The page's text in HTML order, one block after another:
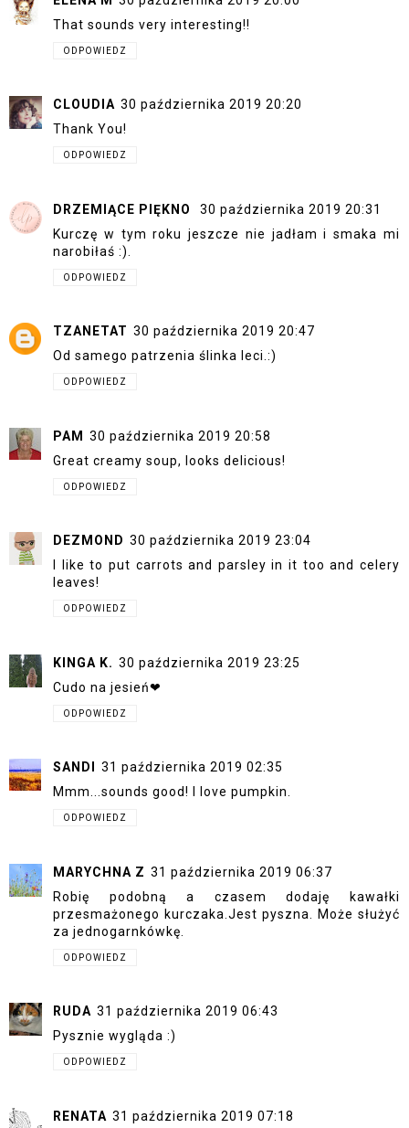
That sounds very interesting!!
ODPOWIEDZ
CLOUDIA 30 października 2019 20:20
Thank You!
ODPOWIEDZ
DRZEMIĄCE PIĘKNO
30 października 2019 20:31
Kurczę w tym roku jeszcze nie jadłam i smaka mi
narobiłaś :).
ODPOWIEDZ
TZANETAT 30 października 2019 20:47
Od samego patrzenia ślinka leci.:)
ODPOWIEDZ
PAM
30 października 2019 20:58
Great creamy soup, looks delicious!
ODPOWIEDZ
DEZMOND 30 października 2019 23:04
I like to put carrots and parsley in it too and celery
leaves!
ODPOWIEDZ
KINGA K. 30 października 2019 23:25
Cudo na jesień❤
ODPOWIEDZ
SANDI
31 października 2019 02:35
Mmm...sounds good! I love pumpkin.
ODPOWIEDZ
MARYCHNA Z 31 października 2019 06:37
Robię podobną a czasem dodaję kawałki
przesmażonego kurczaka.Jest pyszna. Może służyć
za jednogarnkówkę.
ODPOWIEDZ
RUDA 31 października 2019 06:43
Pysznie wygląda :)
ODPOWIEDZ
RENATA 31 października 2019 07:18